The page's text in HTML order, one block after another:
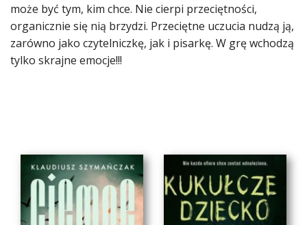
może być tym, kim chce. Nie cierpi przeciętności,
organicznie się nią brzydzi. Przeciętne uczucia nudzą ją,
zarówno jako czytelniczkę, jak i pisarkę. W grę wchodzą
tylko skrajne emocje!!!